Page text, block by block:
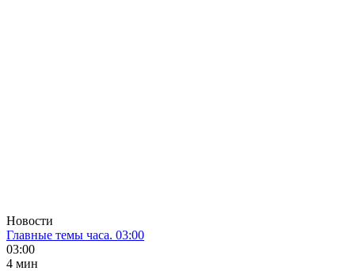
Новости
Главные темы часа. 03:00
03:00
4 мин